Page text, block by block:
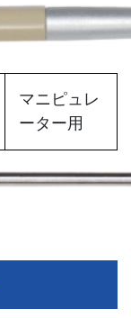
マニピュレ
ーター用